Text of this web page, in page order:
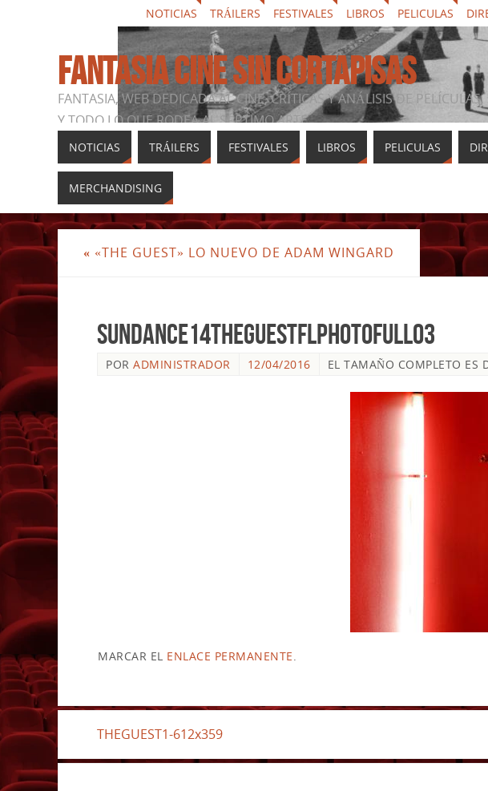
NOTICIAS TRÁILERS FESTIVALES LIBROS PELICULAS
FANTASIA CINE SIN CORTAPISAS
FANTASIA, WEB DEDICADA AL CINE, CRÍTICAS Y ANÁLISIS DE
Y TODO LO QUE RODEA AL SÉPTIMO ARTE
NOTICIAS TRÁILERS FESTIVALES LIBROS PELICULAS
MERCHANDISING
« «THE GUEST» LO NUEVO DE ADAM WINGARD
Sundance14TheGuestFLphotofull03
POR ADMINISTRADOR 12/04/2016 EL TAMAÑO COMPLETO ES
MARCAR EL ENLACE PERMANENTE
THEGUEST1-612x359